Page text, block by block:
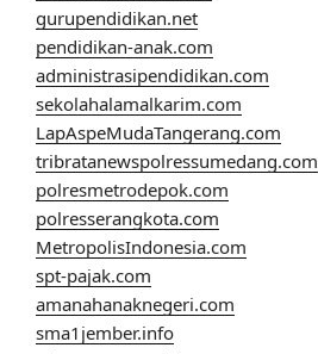
gurupendidikan.net
pendidikan-anak.com
administrasipendidikan.com
sekolahalamalkarim.com
LapAspeMudaTangerang.com
tribratanewspolressumedang.com
polresmetrodepok.com
polresserangkota.com
MetropolisIndonesia.com
spt-pajak.com
amanahanaknegeri.com
sma1jember.info